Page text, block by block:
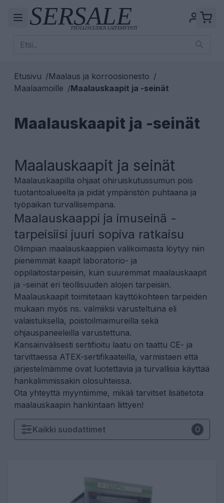
Etusivu /Maalaus ja korroosionesto /
Maalaamoille /Maalauskaapit ja -seinät
Maalauskaapit ja -seinät
Maalauskaapit ja seinät
Maalauskaapilla ohjaat ohiruiskutussumun pois
tuotantoalueelta ja pidät ympäristön puhtaana ja
työpaikan turvallisempana.
Maalauskaappi ja imuseinä -
tarpeisiisi juuri sopiva ratkaisu
Olimpian maalauskaappien valikoimasta löytyy niin
pienemmät kaapit laboratorio- ja
oppilaitostarpeisiin, kuin suuremmat maalauskaapit
ja -seinät eri teollisuuden alojen tarpeisiin.
Maalauskaapit toimitetaan käyttökohteen tarpeiden
mukaan myös ns. valmiiksi varusteltuina eli
valaistuksella, poistoilmaimureilla sekä
ohjauspaneeleilla varustettuna.
Kansainvälisesti sertifioitu laatu on taattu CE- ja
tarvittaessa ATEX-sertifikaateilla, varmistaen että
järjestelmämme ovat luotettavia ja turvallisia käyttää
hankalimmissakin olosuhteissa.
Ota yhteyttä myyntiimme, mikäli tarvitset lisätietota
maalauskaapin hankintaan liittyen!
Kaikki suodattimet 0